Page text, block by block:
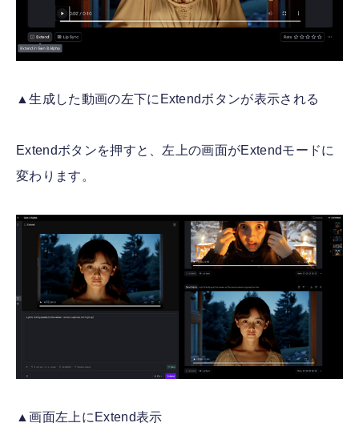
▲生成した動画の左下にExtendボタンが表示される
Extendボタンを押すと、左上の画面がExtendモードに
変わります。
▲画面左上にExtend表示